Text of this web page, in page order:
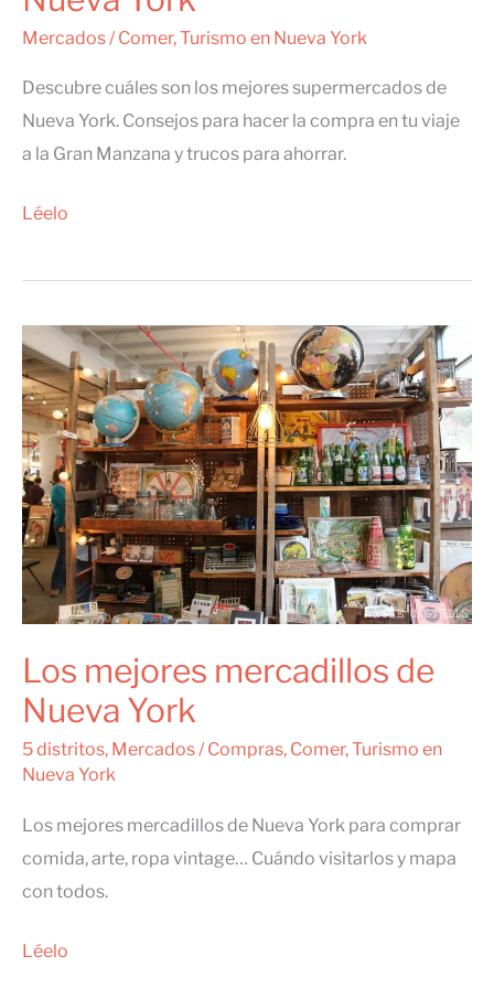
Mercados /Comer,Turismo en Nueva York
Descubre cuáles son los mejores supermercados de
Nueva York. Consejos para hacer la compra en tu viaje
a la Gran Manzana y trucos para ahorrar.
Dónde
al
en
Nueva
York
Léelo
Los mejores mercadillos de
Nueva York
5 distritos, Mercados/Compras, Comer,Turismo en
Nueva York
Los mejores mercadillos de Nueva York para comprar
comida, arte, ropa vintage… Cuándo visitarlos y mapa
con todos.
Los
Léelo